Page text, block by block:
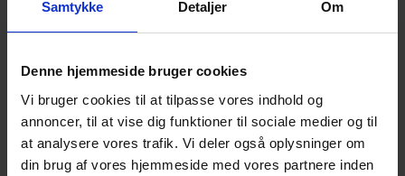
Samtykke Detaljer Om
Denne hjemmeside bruger cookies
Vi bruger cookies til at tilpasse vores indhold og
annoncer, til at vise dig funktioner til sociale medier og til
at analysere vores trafik. Vi deler også oplysninger om
din brug af vores hjemmeside med vores partnere inden
DESMI Centrifugal Pumps
möta behoven i en mängd olika applikationer.
HVAC, brandsläckning eller kanske pumpar för
maskinrummet på ett maritimt fartyg, är en
centrifugalpump ofta det ideala valet.